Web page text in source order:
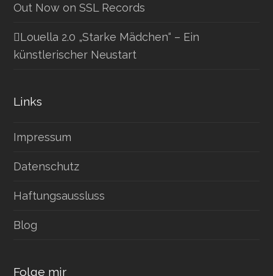
Out Now on SSL Records
Louella 2.0 „Starke Mädchen“ – Ein
künstlerischer Neustart
Links
Impressum
Datenschutz
Haftungsaussluss
Blog
Folge mir